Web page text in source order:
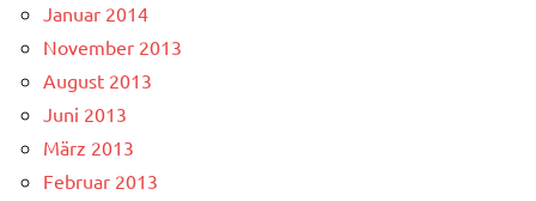
Januar 2014
November 2013
August 2013
Juni 2013
März 2013
Februar 2013